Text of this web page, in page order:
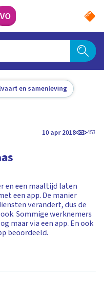
VO
en samenleving
10 apr 2018 453
en een maaltijd laten
een app. De manier
verandert, dus de
Sommige werknemers
maar via een app. En ook
beoordeeld.